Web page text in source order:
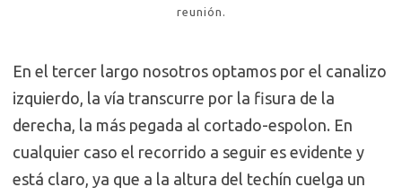
reunión.
En el tercer largo nosotros optamos por el canalizo
izquierdo, la vía transcurre por la fisura de la
derecha, la más pegada al cortado-espolon. En
cualquier caso el recorrido a seguir es evidente y
está claro, ya que a la altura del techín cuelga un